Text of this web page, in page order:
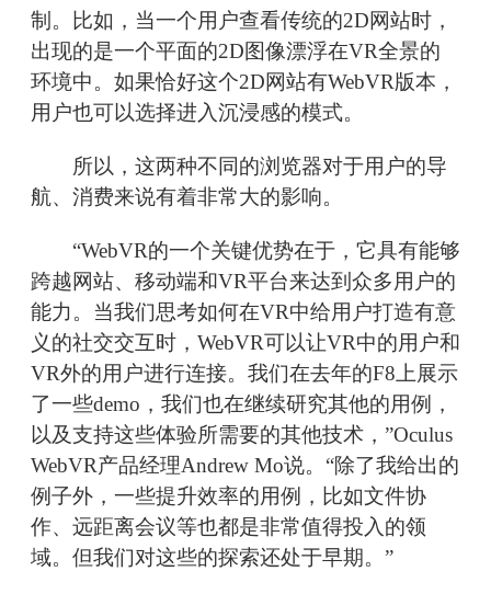
制。比如，当一个用户查看传统的2D网站时，
出现的是一个平面的2D图像漂浮在VR全景的
环境中。如果恰好这个2D网站有WebVR版本，
用户也可以选择进入沉浸感的模式。
所以，这两种不同的浏览器对于用户的导
航、消费来说有着非常大的影响。
“WebVR的一个关键优势在于，它具有能够
跨越网站、移动端和VR平台来达到众多用户的
能力。当我们思考如何在VR中给用户打造有意
义的社交交互时，WebVR可以让VR中的用户和
VR外的用户进行连接。我们在去年的F8上展示
了一些demo，我们也在继续研究其他的用例，
以及支持这些体验所需要的其他技术，”Oculus
WebVR产品经理Andrew Mo说。“除了我给出的
例子外，一些提升效率的用例，比如文件协
作、远距离会议等也都是非常值得投入的领
域。但我们对这些的探索还处于早期。”